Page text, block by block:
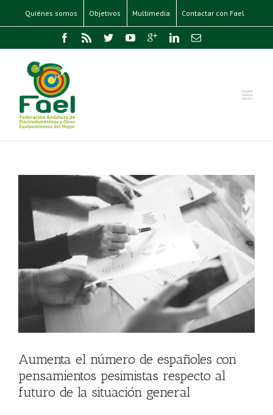
Quiénes somos Objetivos Multimedia Contactar con Fael
Aumenta el número de españoles con
pensamientos pesimistas respecto al
futuro de la situación general